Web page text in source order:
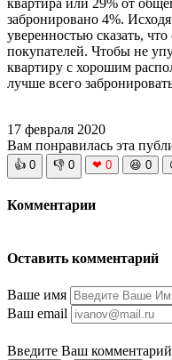
забронировано 4%.
уверенностью сказать,
покупателей. Чтобы не
квартиру с хорошим
лучше всего
17 февраля 2020
Вам понравилась эта
👍 0 👎 0 ❤ 0 😆 0
Комментарии
Оставить комментарий
Ваше имя
Ваш email
Введите Ваш комментарий